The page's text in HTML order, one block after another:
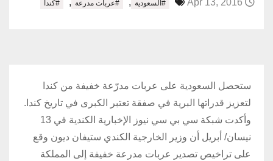
#السعودية , #عربات مدرعة , #كندا
ستحصل السعودية على عربات مدرّعة خفيفة من كندا
لتعزيز قدراتها البرية في صفقة تعتبر الكبرى في تاريخ كندا.
وأكدت شبكة سي بي سي نيوز الإخبارية الكندية في 13
نيسان/ أبريل أن وزير الخارجية الكندي ستيفان ديون وقع
على تراخيص تصدير عربات مدرعة خفيفة إلى المملكة